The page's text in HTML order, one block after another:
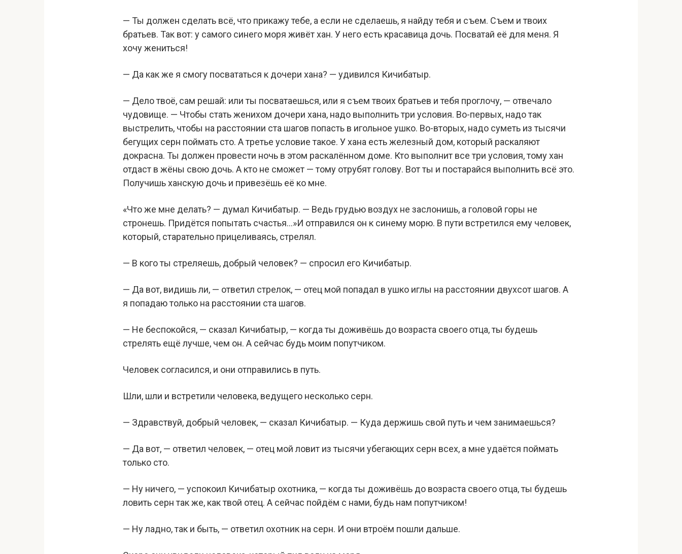
— Ты должен сделать всё, что прикажу тебе, а если не сделаешь, я найду тебя и съем. Съем и твоих
братьев. Так вот: у самого синего моря живёт хан. У него есть красавица дочь. Посватай её для меня. Я
хочу жениться!
— Да как же я смогу посвататься к дочери хана? — удивился Кичибатыр.
— Дело твоё, сам решай: или ты посватаешься, или я съем твоих братьев и тебя проглочу, — отвечало
чудовище. — Чтобы стать женихом дочери хана, надо выполнить три условия. Во-первых, надо так
выстрелить, чтобы на расстоянии ста шагов попасть в игольное ушко. Во-вторых, надо суметь из тысячи
бегущих серн поймать сто. А третье условие такое. У хана есть железный дом, который раскаляют
докрасна. Ты должен провести ночь в этом раскалённом доме. Кто выполнит все три условия, тому хан
отдаст в жёны свою дочь. А кто не сможет — тому отрубят голову. Вот ты и постарайся выполнить всё это.
Получишь ханскую дочь и привезёшь её ко мне.
«Что же мне делать? — думал Кичибатыр. — Ведь грудью воздух не заслонишь, а головой горы не
стронешь. Придётся попытать счастья…»И отправился он к синему морю. В пути встретился ему человек,
который, старательно прицеливаясь, стрелял.
— В кого ты стреляешь, добрый человек? — спросил его Кичибатыр.
— Да вот, видишь ли, — ответил стрелок, — отец мой попадал в ушко иглы на расстоянии двухсот шагов. А
я попадаю только на расстоянии ста шагов.
— Не беспокойся, — сказал Кичибатыр, — когда ты доживёшь до возраста своего отца, ты будешь
стрелять ещё лучше, чем он. А сейчас будь моим попутчиком.
Человек согласился, и они отправились в путь.
Шли, шли и встретили человека, ведущего несколько серн.
— Здравствуй, добрый человек, — сказал Кичибатыр. — Куда держишь свой путь и чем занимаешься?
— Да вот, — ответил человек, — отец мой ловит из тысячи убегающих серн всех, а мне удаётся поймать
только сто.
— Ну ничего, — успокоил Кичибатыр охотника, — когда ты доживёшь до возраста своего отца, ты будешь
ловить серн так же, как твой отец. А сейчас пойдём с нами, будь нам попутчиком!
— Ну ладно, так и быть, — ответил охотник на серн. И они втроём пошли дальше.